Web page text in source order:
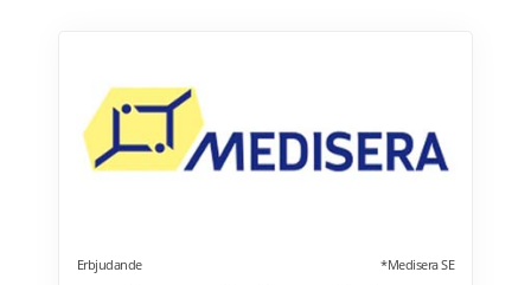
Erbjudande *Medisera SE